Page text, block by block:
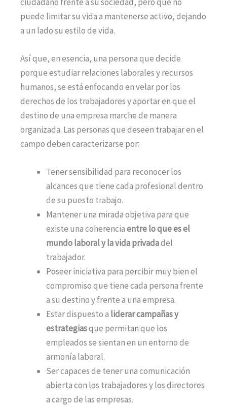
puede limitar su vida a mantenerse activo, dejando
a un lado su estilo de vida.
Así que, en esencia, una persona que decide
porque estudiar relaciones laborales y recursos
humanos, se está enfocando en velar por los
derechos de los trabajadores y aportar en que el
destino de una empresa marche de manera
organizada. Las personas que deseen trabajar en el
campo deben caracterizarse por:
Tener sensibilidad para reconocer los
alcances que tiene cada profesional dentro
de su puesto trabajo.
Mantener una mirada objetiva para que
existe una coherenciaentre lo que es el
mundo laboral y la vida privadadel
trabajador.
Poseer iniciativa para percibir muy bien el
compromiso que tiene cada persona frente
a su destino y frente a una empresa.
Estar dispuesto a liderar campañas y
estrategiasque permitan que los
empleados se sientan en un entorno de
armonía laboral.
Ser capaces de tener una comunicación
abierta con los trabajadores y los directores
a cargo de las empresas.